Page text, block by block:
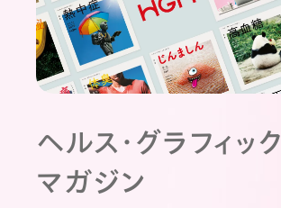
ヘルス・グラフィック
マガジン